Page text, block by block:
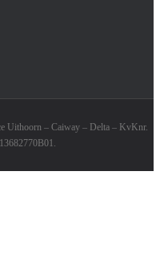
Uithoorn – Caiway – Delta – KvKnr.